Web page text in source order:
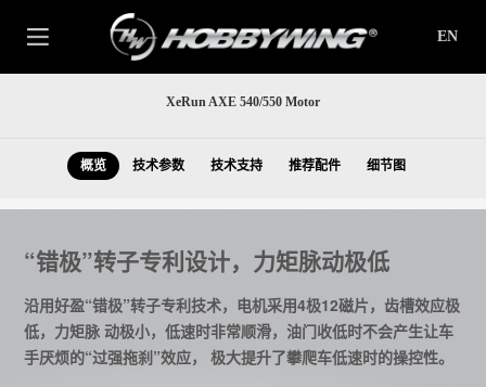
EN
XeRun AXE 540/550 Motor
概览 技术参数 技术支持 推荐配件 细节图
“错极”转子专利设计，力矩脉动极低
沿用好盈“错极”转子专利技术，电机采用4极12磁片，齿槽效应极
低，力矩脉 动极小，低速时非常顺滑，油门收低时不会产生让车
手厌烦的“过强拖刹”效应， 极大提升了攀爬车低速时的操控性。